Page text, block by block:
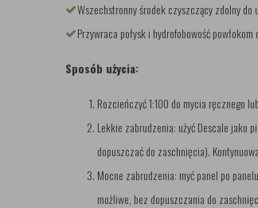
Wszechstronny środek czyszczący zdolny
Przywraca połysk i hydrofobowość
Sposób użycia:
Rozcieńczyć 1:100 do mycia ręcznego
Lekkie zabrudzenia: użyć Descale jako
dopuszczać do zaschnięcia).
Mocne zabrudzenia: myć panel po
możliwe, bez dopuszczania do